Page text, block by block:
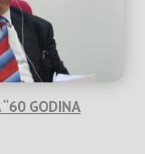
“60 GODINA